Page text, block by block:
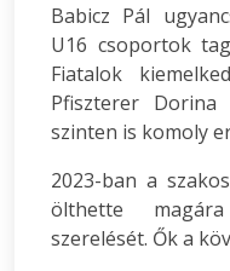
Babicz Pál
U16 csoportok
Fiatalok
Pfiszterer
szinten is komoly
2023-ban a
ölthette
szerelését. Ők a